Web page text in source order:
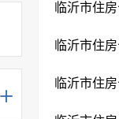
临沂市住
临沂市住
临沂市住